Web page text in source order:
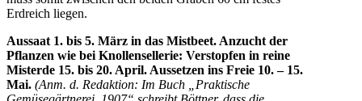
Erdreich liegen.
Aussaat 1. bis 5. März in das Mistbeet. Anzucht der
Pflanzen wie bei Knollensellerie: Verstopfen in reine
Misterde 15. bis 20. April. Aussetzen ins Freie 10. – 15.
Mai. (Anm. d. Redaktion: Im Buch „Praktische